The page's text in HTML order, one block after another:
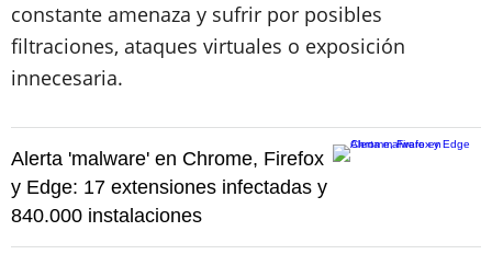
constante amenaza y sufrir por posibles
filtraciones, ataques virtuales o exposición
innecesaria.
Alerta 'malware' en Chrome, Firefox
y Edge: 17 extensiones infectadas y
840.000 instalaciones